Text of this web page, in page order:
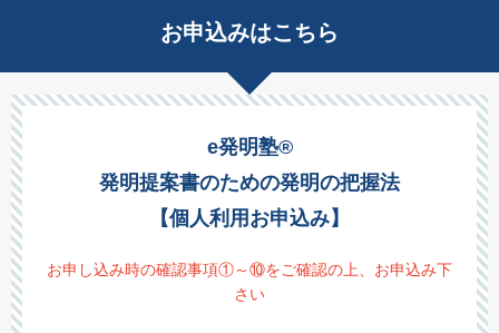
お申込みはこちら
e発明塾®
発明提案書のための発明の把握法
【個人利用お申込み】
お申し込み時の確認事項①～⑩をご確認の上、お申込み下
さい